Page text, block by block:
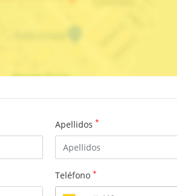
Apellidos *
Teléfono *